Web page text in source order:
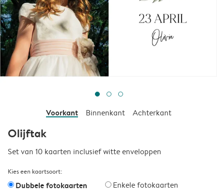
Voorkant Binnenkant Achterkant
Olijftak
Set van 10 kaarten inclusief witte enveloppen
Kies een kaartsoort:
Dubbele fotokaarten Enkele fotokaarten